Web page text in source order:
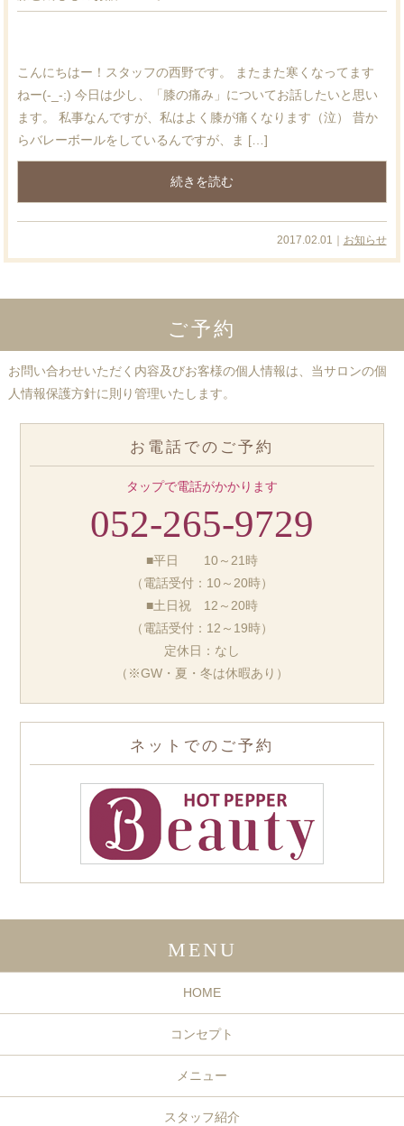
こんにちはー！スタッフの西野です。 またまた寒くなってます
ねー(-_-;) 今日は少し、「膝の痛み」についてお話したいと思い
ます。 私事なんですが、私はよく膝が痛くなります（泣） 昔か
らバレーボールをしているんですが、ま […]
続きを読む
2017.02.01｜ お知らせ
ご予約
お問い合わせいただく内容及びお客様の個人情報は、当サロンの個
人情報保護方針に則り管理いたします。
お電話でのご予約
タップで電話がかかります
052-265-9729
■平日 10～21時
（電話受付：10～20時）
■土日祝 12～20時
（電話受付：12～19時）
定休日：なし
（※GW・夏・冬は休暇あり）
ネットでのご予約
MENU
HOME
コンセプト
メニュー
スタッフ紹介